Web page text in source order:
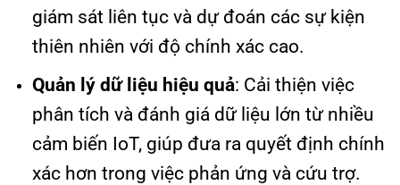
giám sát liên tục và dự đoán các sự kiện
thiên nhiên với độ chính xác cao.
Quản lý dữ liệu hiệu quả: Cải thiện việc
phân tích và đánh giá dữ liệu lớn từ nhiều
cảm biến IoT, giúp đưa ra quyết định chính
xác hơn trong việc phản ứng và cứu trợ.